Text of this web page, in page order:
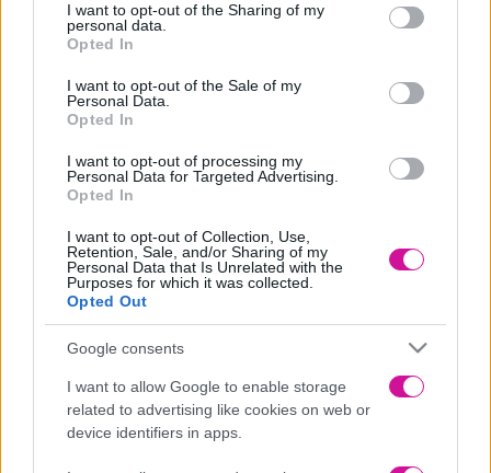
not limited to your visit or usage behaviour. You may click to
grant or deny consent to Google and its third-party tags to
use your data for below specified purposes in below Google
consent section.
I want to opt-out of the Sharing of my
personal data.
Opted In
I want to opt-out of the Sale of my
Personal Data.
Opted In
I want to opt-out of processing my
Personal Data for Targeted Advertising.
Opted In
I want to opt-out of Collection, Use,
Retention, Sale, and/or Sharing of my
Personal Data that Is Unrelated with the
Purposes for which it was collected.
Opted Out
Google consents
I want to allow Google to enable storage
related to advertising like cookies on web or
device identifiers in apps.
Μην συμπεράνεις πως δεν του αρέσεις
κλείσει από μπαταρία. Δεν είναι όλοι ίδιοι, ούτε όλοι λένε ψέματα.
Κάνε υπομονή και δώσε χρόνο για να δεις όντως ποιον έχεις
απέναντι σου.
Άσε το τηλέφωνό σου στην άκρη
Άσε το κινητό σου στην άκρη και πιάσε να ασχοληθείς με κάτι
όταν είναι να λάβεις απάντηση θα την δεις.
Μίλα με μια φίλη σου
Συζήτα αυτά που σκέφτεσαι για εκείνον με τη φίλη σου, ώστε να τα
συμβουλές της να σε κάνουν να δεις αλλιώς την κατάσταση και να
Μην πέσεις στην αυτολύπηση
φάση με τον τύπο που σου άρεσε όπως θα ήθελες. Οκ έκανες μια